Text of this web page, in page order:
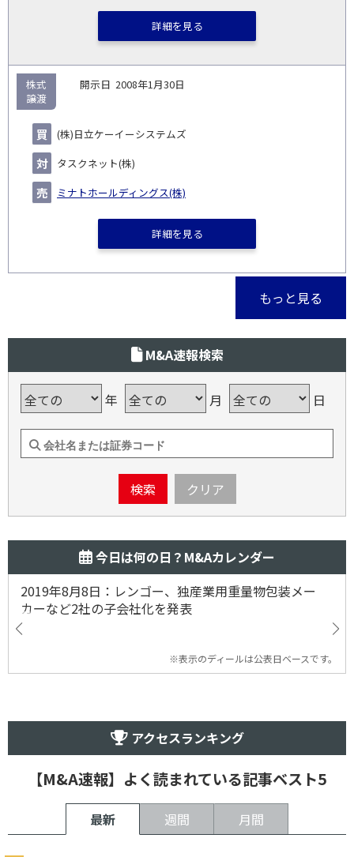
詳細を見る
2008年1月30日
(株)日立ケーイーシステムズ
タスクネット(株)
ミナトホールディングス(株)
株式
譲渡
詳細を見る
もっと見る
M&A速報検索
年 月 日
検索 クリア
今日は何の日？M&Aカレンダー
2019年8月8日：レンゴー、独産業用重量物包装メー
カーなど2社の子会社化を発表
※表示のディールは公表日ベースです。
アクセスランキング
【M&A速報】よく読まれている記事ベスト5
最新 週間 月間